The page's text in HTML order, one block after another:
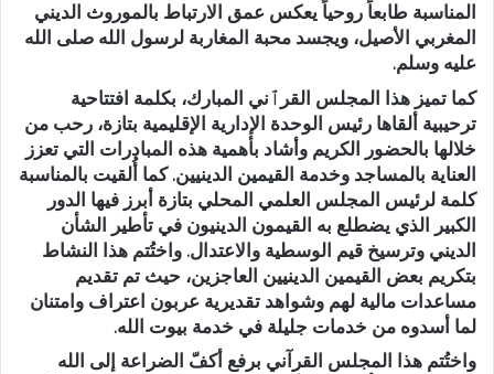
المناسبة طابعاً روحياً يعكس عمق الارتباط بالموروث الديني
المغربي الأصيل، ويجسد محبة المغاربة لرسول الله صلى الله
عليه وسلم.
كما تميز هذا المجلس القرٱني المبارك، بكلمة افتتاحية
ترحيبية ألقاها رئيس الوحدة الإدارية الإقليمية بتازة، رحب من
خلالها بالحضور الكريم وأشاد بأهمية هذه المبادرات التي تعزز
العناية بالمساجد وخدمة القيمين الدينيين. كما أُلقيت بالمناسبة
كلمة لرئيس المجلس العلمي المحلي بتازة أبرز فيها الدور
الكبير الذي يضطلع به القيمون الدينيون في تأطير الشأن
الديني وترسيخ قيم الوسطية والاعتدال. واختُتم هذا النشاط
بتكريم بعض القيمين الدينيين العاجزين، حيث تم تقديم
مساعدات مالية لهم وشواهد تقديرية عربون اعتراف وامتنان
لما أسدوه من خدمات جليلة في خدمة بيوت الله.
واختُتم هذا المجلس القرآني برفع أكفّ الضراعة إلى الله